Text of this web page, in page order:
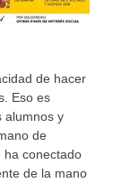
de hacer
Eso es
alumnos y
de
conectado
de la mano